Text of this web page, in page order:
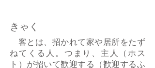
きゃく
客とは、招かれて家や居所をたず
ねてくる人。つまり、主人（ホス